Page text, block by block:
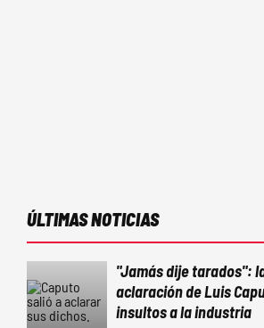
ÚLTIMAS NOTICIAS
"Jamás dije tarados":
aclaración de Luis
insultos a la industria